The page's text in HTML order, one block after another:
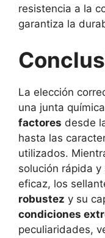
resistencia a la
garantiza la
La elección
una junta
factores desde
hasta las
utilizados.
solución rápida
eficaz, los
robustez y su
condiciones
peculiaridades,